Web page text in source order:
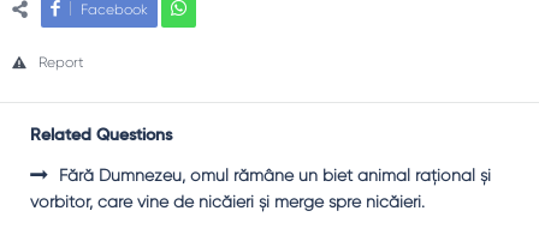
Facebook
Report
Related Questions
Fără Dumnezeu, omul rămâne un biet animal raţional şi
vorbitor, care vine de nicăieri şi merge spre nicăieri.